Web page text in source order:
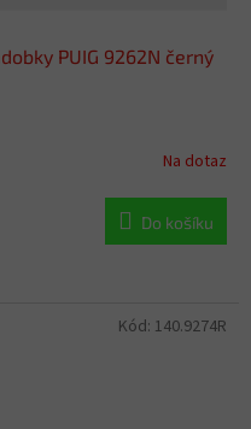
PUIG 9262N černý
Na dotaz
Do košíku
Kód: 140.9274R